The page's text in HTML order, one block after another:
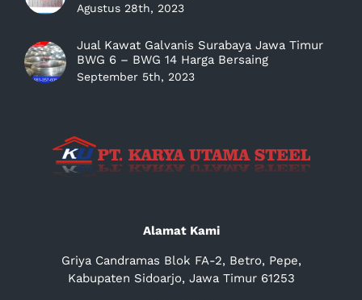
Agustus 28th, 2023
Jual Kawat Galvanis Surabaya Jawa Timur
BWG 6 – BWG 14 Harga Bersaing
September 5th, 2023
Alamat Kami
Griya Candramas Blok FA-2, Betro, Pepe,
Kabupaten Sidoarjo, Jawa Timur 61253